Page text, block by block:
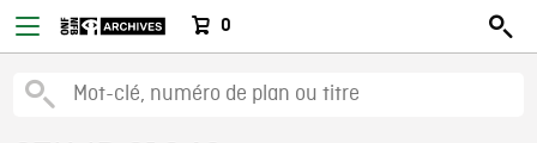
0